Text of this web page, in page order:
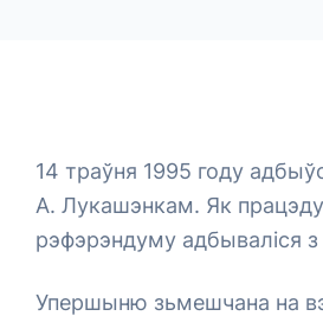
14 траўня 1995 году
А. Лукашэнкам. Як
рэфэрэндуму адбываліся
Упершыню зьмешчана на